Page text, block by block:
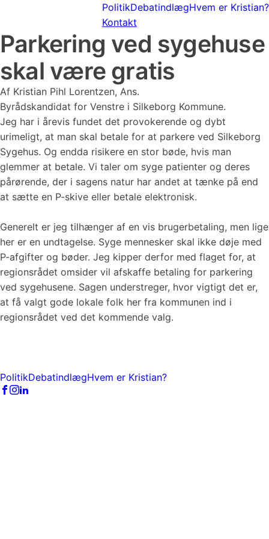
PolitikDebatindlægHvem er Kristian?
Kontakt
Parkering ved sygehuse
skal være gratis
Af Kristian Pihl Lorentzen, Ans.
Byrådskandidat for Venstre i Silkeborg Kommune.
Jeg har i årevis fundet det provokerende og dybt
urimeligt, at man skal betale for at parkere ved Silkeborg
Sygehus. Og endda risikere en stor bøde, hvis man
glemmer at betale. Vi taler om syge patienter og deres
pårørende, der i sagens natur har andet at tænke på end
at sætte en P-skive eller betale elektronisk.
Generelt er jeg tilhænger af en vis brugerbetaling, men lige
her er en undtagelse. Syge mennesker skal ikke døje med
P-afgifter og bøder. Jeg kipper derfor med flaget for, at
regionsrådet omsider vil afskaffe betaling for parkering
ved sygehusene. Sagen understreger, hvor vigtigt det er,
at få valgt gode lokale folk her fra kommunen ind i
regionsrådet ved det kommende valg.
PolitikDebatindlægHvem er Kristian?